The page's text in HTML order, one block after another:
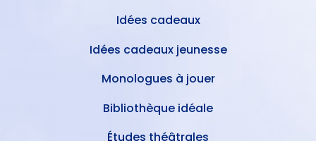
Idées cadeaux
Idées cadeaux jeunesse
Monologues à jouer
Bibliothèque idéale
Études théâtrales